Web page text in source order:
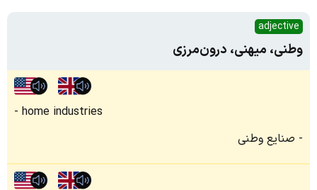
adjective
وطنی، میهنی، درون‌مرزی
home industries
صنایع وطنی